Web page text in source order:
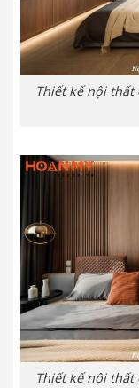
Thiết kế nội thất
Thiết kế nội thất